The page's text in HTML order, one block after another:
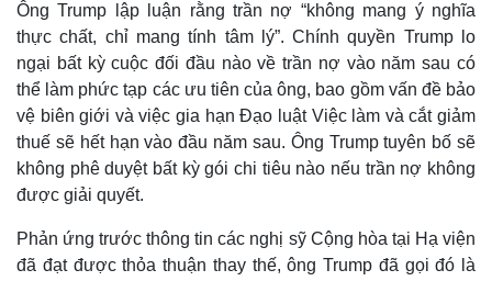
Ông Trump lập luận rằng trần nợ “không mang ý nghĩa
thực chất, chỉ mang tính tâm lý”. Chính quyền Trump lo
ngại bất kỳ cuộc đối đầu nào về trần nợ vào năm sau có
thể làm phức tạp các ưu tiên của ông, bao gồm vấn đề bảo
vệ biên giới và việc gia hạn Đạo luật Việc làm và cắt giảm
thuế sẽ hết hạn vào đầu năm sau. Ông Trump tuyên bố sẽ
không phê duyệt bất kỳ gói chi tiêu nào nếu trần nợ không
được giải quyết.
Phản ứng trước thông tin các nghị sỹ Cộng hòa tại Hạ viện
đã đạt được thỏa thuận thay thế, ông Trump đã gọi đó là